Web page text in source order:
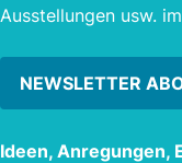
Ausstellungen usw.
NEWSLETTER
Ideen, Anregungen,